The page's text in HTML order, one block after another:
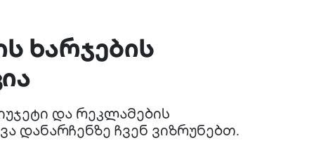
ხარჯების
და რეკლამების
დანარჩენზე ჩვენ ვიზრუნებთ.